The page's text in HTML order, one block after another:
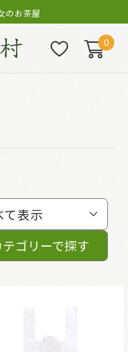
のお茶屋
0
て表示
テゴリーで探す